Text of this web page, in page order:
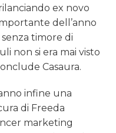
ex novo
dell’anno
timore di
non si era mai visto
Casaura.
infine una
di Freeda
marketing